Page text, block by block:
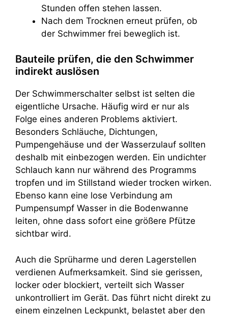
Stunden offen stehen lassen.
Nach dem Trocknen erneut prüfen, ob
der Schwimmer frei beweglich ist.
Bauteile prüfen, die den Schwimmer
indirekt auslösen
Der Schwimmerschalter selbst ist selten die
eigentliche Ursache. Häufig wird er nur als
Folge eines anderen Problems aktiviert.
Besonders Schläuche, Dichtungen,
Pumpengehäuse und der Wasserzulauf sollten
deshalb mit einbezogen werden. Ein undichter
Schlauch kann nur während des Programms
tropfen und im Stillstand wieder trocken wirken.
Ebenso kann eine lose Verbindung am
Pumpensumpf Wasser in die Bodenwanne
leiten, ohne dass sofort eine größere Pfütze
sichtbar wird.
Auch die Sprüharme und deren Lagerstellen
verdienen Aufmerksamkeit. Sind sie gerissen,
locker oder blockiert, verteilt sich Wasser
unkontrolliert im Gerät. Das führt nicht direkt zu
einem einzelnen Leckpunkt, belastet aber den